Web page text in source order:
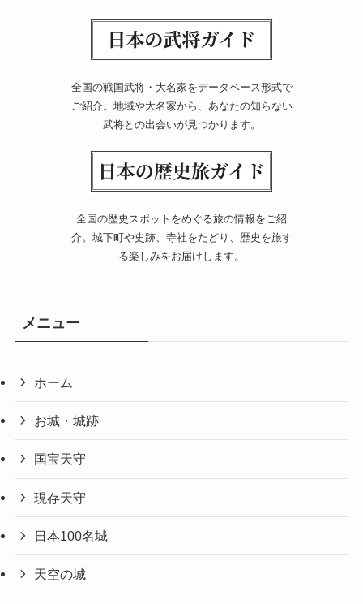
全国の戦国武将・大名家をデータベース形式で
ご紹介。地域や大名家から、あなたの知らない
武将との出会いが見つかります。
全国の歴史スポットをめぐる旅の情報をご紹
介。城下町や史跡、寺社をたどり、歴史を旅す
る楽しみをお届けします。
メニュー
ホーム
お城・城跡
国宝天守
現存天守
日本100名城
天空の城